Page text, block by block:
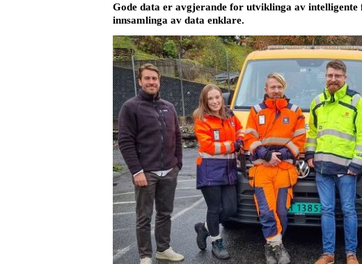
Gode data er avgjerande for utviklinga av
innsamlinga av data enklare.